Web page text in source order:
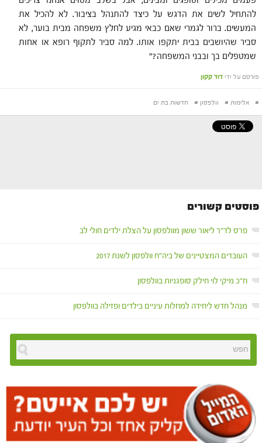
להתחיל לשים את הדגש על כיצד להתנהל בציבור. לא להכיל את
המעשים. ברור לגמרי שאם כבאי מגיע לחלץ משפחה מבית בוער, לא
סביר שהיושבים בבית יתקפו אותו. למה סביר לתקוף רופא או אחות
שמטפלים בך ובבני המשפחה?"
פורסם על ידי דוד קקון
# אלימות # וולפסון # חדשות בת ים
פוסטים קשורים
פרס לד"ר ליאור ששון מוולפסון על הצלת ילדים חולי לב
העובדים המצטיינים של ביה"ח וולפסון לשנת 2017
ח"כ מיקי לוי חילק סופגניות בוולפסון
מנהל חדש ליחידה למחלות עיניים בילדים ופזילה בוולפסון